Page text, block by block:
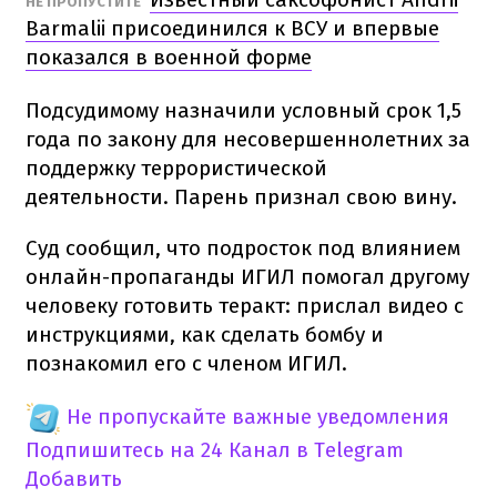
Barmalii присоединился к ВСУ и впервые
показался в военной форме
Подсудимому назначили условный срок 1,5
года по закону для несовершеннолетних за
поддержку террористической
деятельности. Парень признал свою вину.
Суд сообщил, что подросток под влиянием
онлайн-пропаганды ИГИЛ помогал другому
человеку готовить теракт: прислал видео с
инструкциями, как сделать бомбу и
познакомил его с членом ИГИЛ.
Не пропускайте важные уведомления
Подпишитесь на 24 Канал в Telegram
Добавить